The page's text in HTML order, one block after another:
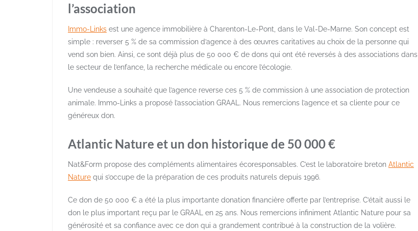
l’association
Immo-Links est une agence immobilière à Charenton-Le-Pont, dans le Val-De-Marne. Son concept est
simple : reverser 5 % de sa commission d’agence à des œuvres caritatives au choix de la personne qui
vend son bien. Ainsi, ce sont déjà plus de 50 000 € de dons qui ont été reversés à des associations dans
le secteur de l’enfance, la recherche médicale ou encore l’écologie.
Une vendeuse a souhaité que l’agence reverse ces 5 % de commission à une association de protection
animale. Immo-Links a proposé l’association GRAAL. Nous remercions l’agence et sa cliente pour ce
généreux don.
Atlantic Nature et un don historique de 50 000 €
Nat&Form propose des compléments alimentaires écoresponsables. C’est le laboratoire breton Atlantic
Nature qui s’occupe de la préparation de ces produits naturels depuis 1996.
Ce don de 50 000 € a été la plus importante donation financière offerte par l’entreprise. C’était aussi le
don le plus important reçu par le GRAAL en 25 ans. Nous remercions infiniment Atlantic Nature pour sa
générosité et sa confiance avec ce don qui a grandement contribué à la construction de la volière.